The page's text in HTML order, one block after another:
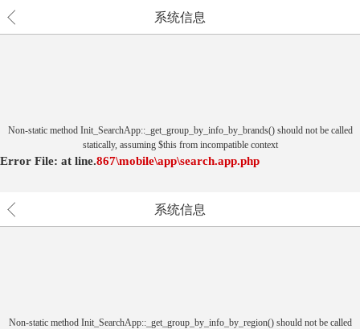
系统信息
Non-static method Init_SearchApp::_get_group_by_info_by_brands() should not be called
statically, assuming $this from incompatible context
Error File: \mobile\app\search.app.php
at 867
line.
系统信息
Non-static method Init_SearchApp::_get_group_by_info_by_region() should not be called